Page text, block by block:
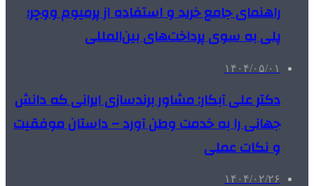
راهنمای جامع خرید و استفاده از پرمیوم ووچر؛
پلی به سوی پرداخت‌های بین‌المللی
۱۴۰۴/۰۵/۰۱
دکتر علی آبکار: مشاور برندسازی ایرانی که دانش
جهانی را به خدمت وطن آورد – داستان موفقیت
و نکات عملی
۱۴۰۴/۰۲/۲۶